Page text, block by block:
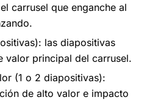
carrusel que enganche al
las diapositivas
valor principal del carrusel.
(1 o 2 diapositivas):
de alto valor e impacto